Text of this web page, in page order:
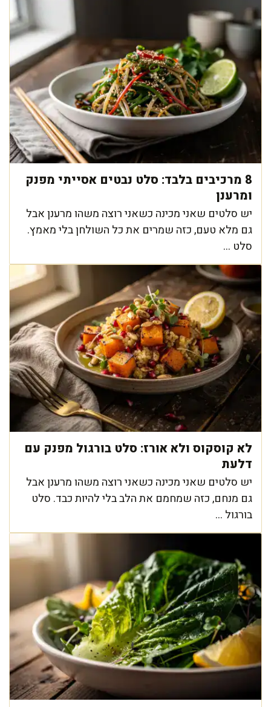
8 מרכיבים בלבד: סלט נבטים אסייתי מפנק
ומרענן
יש סלטים שאני מכינה כשאני רוצה משהו מרענן אבל
גם מלא טעם, כזה שמרים את כל השולחן בלי מאמץ.
סלט ...
לא קוסקוס ולא אורז: סלט בורגול מפנק עם
דלעת
יש סלטים שאני מכינה כשאני רוצה משהו מרענן אבל
גם מנחם, כזה שמחמם את הלב בלי להיות כבד. סלט
בורגול ...